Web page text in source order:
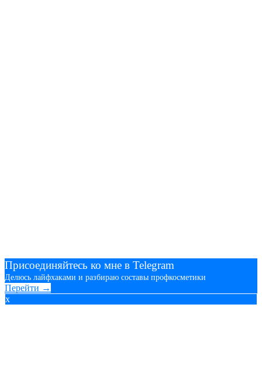
Присоединяйтесь ко мне в Telegram
Делюсь лайфхаками и разбираю составы профкосметики
Перейти →
x